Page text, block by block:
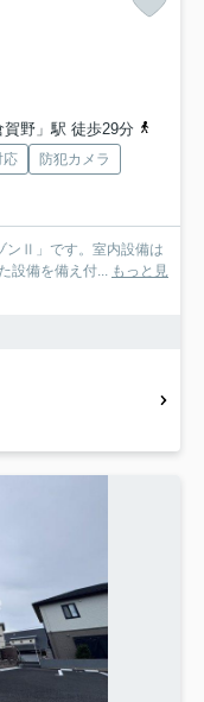
賀野」駅 徒歩29分
応
防犯カメラ
ンⅡ」です。室内設備は
設備を備え付... もっと見